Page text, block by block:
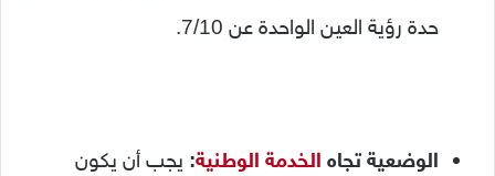
حدة رؤية العين الواحدة عن 7/10.
الوضعية تجاه الخدمة الوطنية: يجب أن يكون